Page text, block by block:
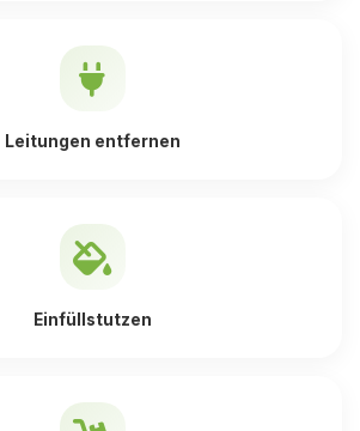
Leitungen entfernen
Einfüllstutzen